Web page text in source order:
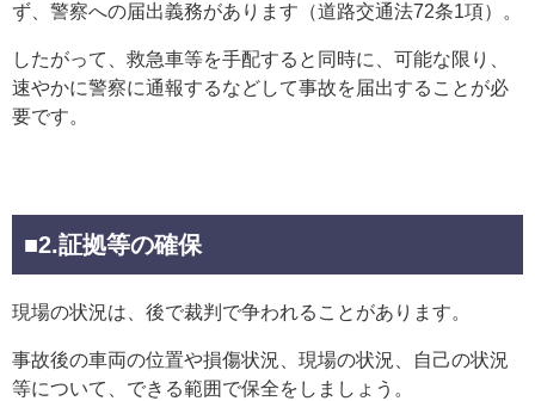
ず、警察への届出義務があります（道路交通法72条1項）。
したがって、救急車等を手配すると同時に、可能な限り、
速やかに警察に通報するなどして事故を届出することが必
要です。
■2.証拠等の確保
現場の状況は、後で裁判で争われることがあります。
事故後の車両の位置や損傷状況、現場の状況、自己の状況
等について、できる範囲で保全をしましょう。